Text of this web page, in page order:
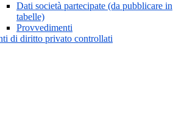
Dati società partecipate (da pubblicare in
tabelle)
Provvedimenti
di diritto privato controllati